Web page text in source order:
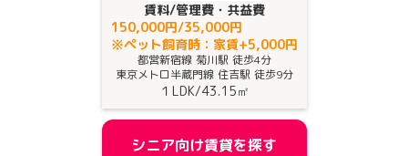
賃料/管理費・共益費
150,000円/35,000円
※ペット飼育時：家賃+5,000円
都営新宿線 菊川駅 徒歩4分
東京メトロ半蔵門線 住吉駅 徒歩9分
１LDK/43.15㎡
シニア向け賃貸を探す